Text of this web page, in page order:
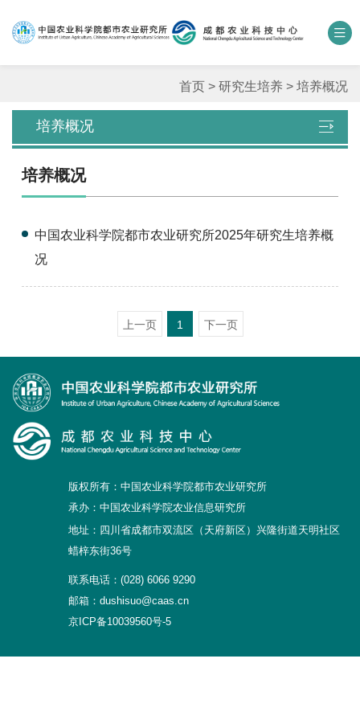
中国农业科学院 科研期刊
单位概况
新闻中心
科学研究
研究生培养
成果转化
党建文化
首页 > 研究生培养 > 培养概况
培养概况
培养概况
中国农业科学院都市农业研究所2025年研究生培养概
况
上一页 1 下一页
版权所有：中国农业科学院都市农业研究所
承办：中国农业科学院农业信息研究所
地址：四川省成都市双流区（天府新区）兴隆街道天明社区
蜡梓东街36号
联系电话：(028) 6066 9290
邮箱：dushisuo@caas.cn
京ICP备10039560号-5